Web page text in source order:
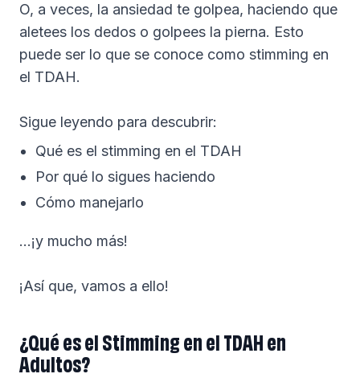
O, a veces, la ansiedad te golpea, haciendo que
aletees los dedos o golpees la pierna. Esto
puede ser lo que se conoce como stimming en
el TDAH.
Sigue leyendo para descubrir:
Qué es el stimming en el TDAH
Por qué lo sigues haciendo
Cómo manejarlo
...¡y mucho más!
¡Así que, vamos a ello!
¿Qué es el Stimming en el TDAH en
Adultos?